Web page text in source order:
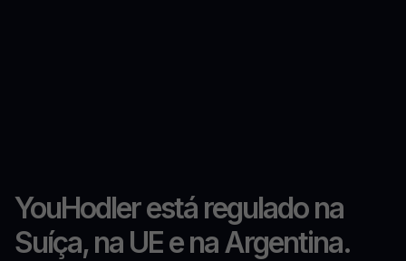
YouHodler está regulado na
Suíça, na UE e na Argentina.